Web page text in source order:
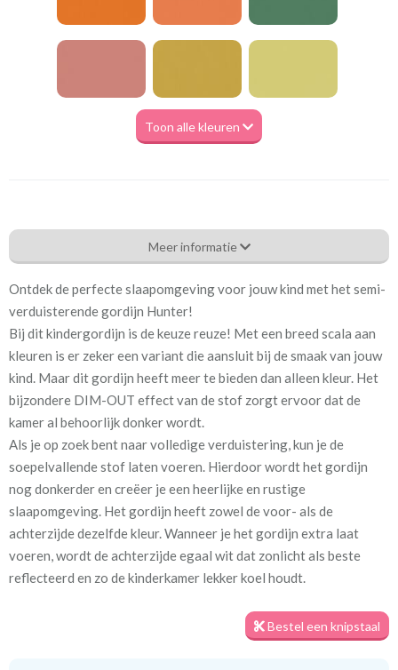
Toon alle kleuren
Va_Hunter 1098 Dark Grey
Eigenschappen gordijnstof
Artikelnummer Va_Hunter 1098 Dark Grey
Stofbreedte: 140 cm
Meestal eerder, maar houd
rekening met
circa 2-3 weken
Materiaal: 100% polyester
Voor een optimale verduistering geven we je graag een tip. Meet
ontstaan. Daarnaast zorgt het plaatsen van een rail aan het
plafond en het gordijn tot aan de vloer voor de minste
Meer informatie
Ontdek de perfecte slaapomgeving voor jouw kind met het semi-
verduisterende gordijn Hunter!
Bij dit kindergordijn is de keuze reuze! Met een breed scala aan
kleuren is er zeker een variant die aansluit bij de smaak van jouw
kind. Maar dit gordijn heeft meer te bieden dan alleen kleur. Het
bijzondere DIM-OUT effect van de stof zorgt ervoor dat de
kamer al behoorlijk donker wordt.
Als je op zoek bent naar volledige verduistering, kun je de
soepelvallende stof laten voeren. Hierdoor wordt het gordijn
nog donkerder en creëer je een heerlijke en rustige
slaapomgeving. Het gordijn heeft zowel de voor- als de
achterzijde dezelfde kleur. Wanneer je het gordijn extra laat
voeren, wordt de achterzijde egaal wit dat zonlicht als beste
reflecteerd en zo de kinderkamer lekker koel houdt.
Bestel een knipstaal